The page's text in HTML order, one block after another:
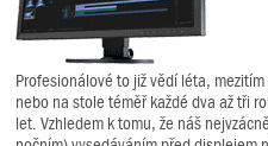
Profesionálové to již vědí léta,
nebo na stole téměř každé dva až tři
let. Vzhledem k tomu, že náš